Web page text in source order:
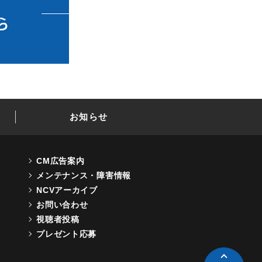
お知らせ
CM広告案内
メンテナンス・障害情報
NCVアーカイブ
お問い合わせ
視聴者投稿
プレゼント応募